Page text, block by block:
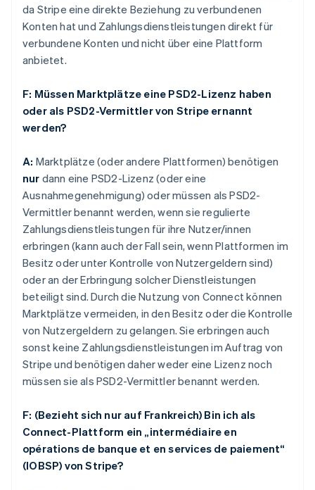
da Stripe eine direkte Beziehung zu verbundenen
Konten hat und Zahlungsdienstleistungen direkt für
verbundene Konten und nicht über eine Plattform
anbietet.
F: Müssen Marktplätze eine PSD2-Lizenz haben
oder als PSD2-Vermittler von Stripe ernannt
werden?
A: Marktplätze (oder andere Plattformen) benötigen
nur dann eine PSD2-Lizenz (oder eine
Ausnahmegenehmigung) oder müssen als PSD2-
Vermittler benannt werden, wenn sie regulierte
Zahlungsdienstleistungen für ihre Nutzer/innen
erbringen (kann auch der Fall sein, wenn Plattformen im
Besitz oder unter Kontrolle von Nutzergeldern sind)
oder an der Erbringung solcher Dienstleistungen
beteiligt sind. Durch die Nutzung von Connect können
Marktplätze vermeiden, in den Besitz oder die Kontrolle
von Nutzergeldern zu gelangen. Sie erbringen auch
sonst keine Zahlungsdienstleistungen im Auftrag von
Stripe und benötigen daher weder eine Lizenz noch
müssen sie als PSD2-Vermittler benannt werden.
F: (Bezieht sich nur auf Frankreich) Bin ich als
Connect-Plattform ein „intermédiaire en
opérations de banque et en services de paiement“
(IOBSP) von Stripe?